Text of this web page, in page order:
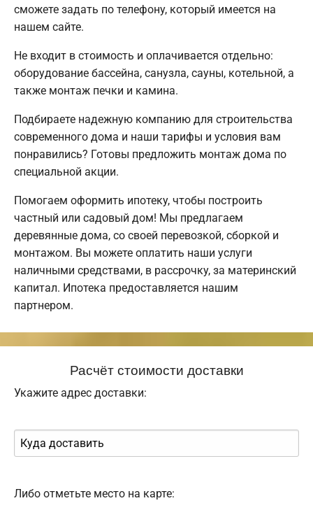
сможете задать по телефону, который имеется на
нашем сайте.
Не входит в стоимость и оплачивается отдельно:
оборудование бассейна, санузла, сауны, котельной, а
также монтаж печки и камина.
Подбираете надежную компанию для строительства
современного дома и наши тарифы и условия вам
понравились? Готовы предложить монтаж дома по
специальной акции.
Помогаем оформить ипотеку, чтобы построить
частный или садовый дом! Мы предлагаем
деревянные дома, со своей перевозкой, сборкой и
монтажом. Вы можете оплатить наши услуги
наличными средствами, в рассрочку, за материнский
капитал. Ипотека предоставляется нашим
партнером.
Расчёт стоимости доставки
Укажите адрес доставки:
Либо отметьте место на карте: